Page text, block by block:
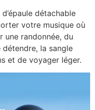
détachable
votre musique où
une randonnée, du
la sangle
et de voyager léger.